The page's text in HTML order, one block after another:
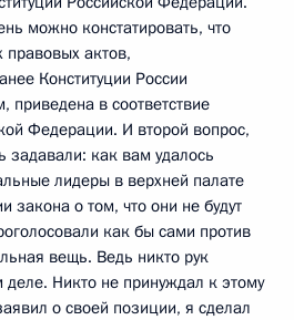
можно констатировать, что
правовых актов,
Конституции России
в соответствие
Федерации. И второй вопрос,
задавали: как вам удалось
лидеры в верхней палате
закона о том, что они не будут
как бы сами против
вещь. Ведь никто рук
Никто не принуждал к этому
о своей позиции, я сделал